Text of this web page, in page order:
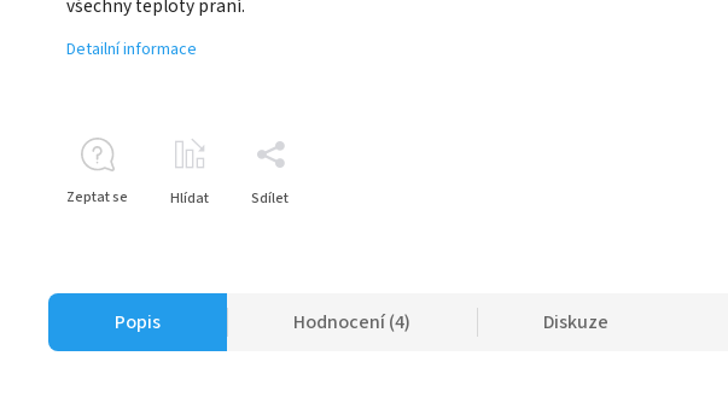
všechny teploty praní.
Detailní informace
Zeptat se Hlídat Sdílet
Popis Hodnocení (4) Diskuze